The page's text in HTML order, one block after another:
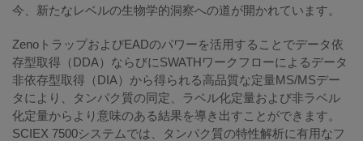
今、新たなレベルの生物学的洞察への道が開かれています。
ZenoトラップおよびEADのパワーを活用することでデータ依
存型取得（DDA）ならびにSWATHワークフローによるデータ
非依存型取得（DIA）から得られる高品質な定量MS/MSデー
タにより、タンパク質の同定、ラベル化定量および非ラベル
化定量からより意味のある結果を導き出すことができます。
SCIEX 7500システムでは、タンパク質の特性解析に有用なフ